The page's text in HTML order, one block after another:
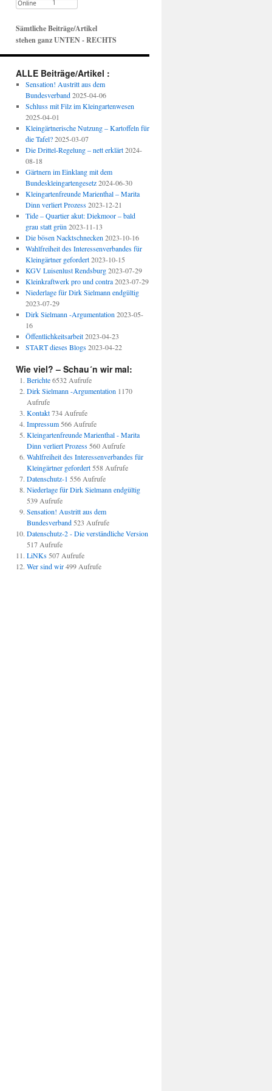
Sämtliche Beiträge/Artikel
stehen ganz UNTEN - RECHTS
ALLE Beiträge/Artikel :
Sensation! Austritt aus dem
Bundesverband 2025-04-06
Schluss mit Filz im Kleingartenwesen
2025-04-01
Kleingärtnerische Nutzung – Kartoffeln für
die Tafel? 2025-03-07
Die Drittel-Regelung – nett erklärt 2024-
08-18
Gärtnern im Einklang mit dem
Bundeskleingartengesetz 2024-06-30
Kleingartenfreunde Marienthal – Marita
Dinn verliert Prozess 2023-12-21
Tide – Quartier akut: Diekmoor – bald
grau statt grün 2023-11-13
Die bösen Nacktschnecken 2023-10-16
Wahlfreiheit des Interessenverbandes für
Kleingärtner gefordert 2023-10-15
KGV Luisenlust Rendsburg 2023-07-29
Kleinkraftwerk pro und contra 2023-07-29
Niederlage für Dirk Sielmann endgültig
2023-07-29
Dirk Sielmann -Argumentation 2023-05-
16
Öffentlichkeitsarbeit 2023-04-23
START dieses Blogs 2023-04-22
Wie viel? – Schau´n wir mal:
Berichte6532 Aufrufe
Dirk Sielmann -Argumentation 1170
Aufrufe
Kontakt734 Aufrufe
Impressum 566 Aufrufe
Kleingartenfreunde Marienthal - Marita
Dinn verliert Prozess 560 Aufrufe
Wahlfreiheit des Interessenverbandes für
Kleingärtner gefordert 558 Aufrufe
Datenschutz-1 556 Aufrufe
Niederlage für Dirk Sielmann endgültig
539 Aufrufe
Sensation! Austritt aus dem
Bundesverband 523 Aufrufe
Datenschutz-2 - Die verständliche Version
517 Aufrufe
LiNKs 507 Aufrufe
Wer sind wir499 Aufrufe